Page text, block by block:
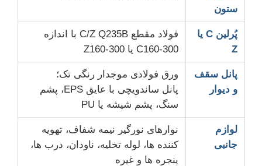
ستون
پُرلین C یا
Z
فولاد مقطع C/Z Q235B با اندازه
C160-300 یا Z160-300
پانل سقف
و دیوار
ورق فولادی موجدار رنگی تک؛
پانل ساندویچی با عایق EPS، پشم
سنگ، پشم شیشه یا PU
لوازم
جانبی
نوارهای نورگیر نیمه شفاف، تهویه
کننده ها، لوله تخلیه، ناودان، درب ها،
پنجره ها و غیره